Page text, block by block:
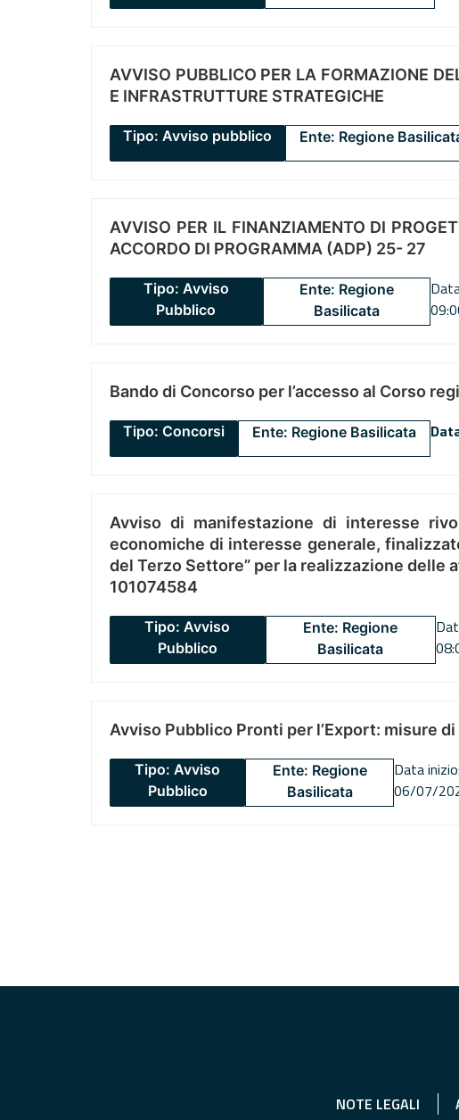
AVVISO PUBBLICO PER LA FORMAZIONE
E INFRASTRUTTURE STRATEGICHE
Tipo: Avviso pubblico Ente: Regione
AVVISO PER IL FINANZIAMENTO DI
ACCORDO DI PROGRAMMA (ADP) 25- 27
Tipo: Avviso
Pubblico
Ente: Regione
Basilicata
Bando di Concorso per l’accesso al Corso
Tipo: Concorsi Ente: Regione Basilicata
Avviso di manifestazione di interesse
economiche di interesse generale,
del Terzo Settore” per la realizzazione delle
101074584
Tipo: Avviso
Pubblico
Ente: Regione
Basilicata
Avviso Pubblico Pronti per l’Export: misure
Tipo: Avviso
Pubblico
Ente: Regione
Basilicata
Data inizio:
06/07/
NOTE LEGALI